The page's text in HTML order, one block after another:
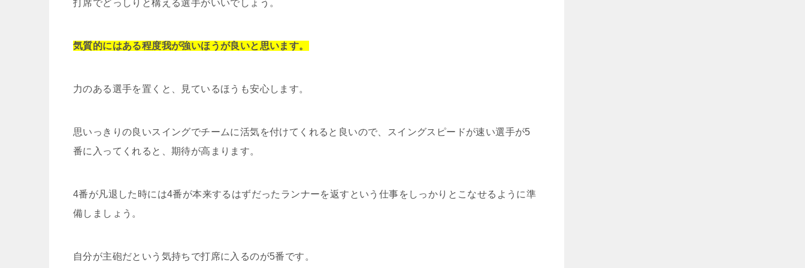
打席でどっしりと構える選手がいいでしょう。
気質的にはある程度我が強いほうが良いと思います。
力のある選手を置くと、見ているほうも安心します。
思いっきりの良いスイングでチームに活気を付けてくれると良いので、スイングスピードが速い選手が5
番に入ってくれると、期待が高まります。
4番が凡退した時には4番が本来するはずだったランナーを返すという仕事をしっかりとこなせるように準
備しましょう。
自分が主砲だという気持ちで打席に入るのが5番です。